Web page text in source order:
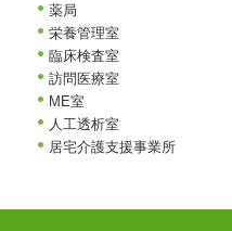
薬局
栄養管理室
臨床検査室
訪問医療室
ME室
人工透析室
居宅介護支援事業所